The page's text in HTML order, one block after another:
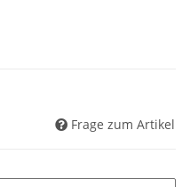
Frage zum Artikel